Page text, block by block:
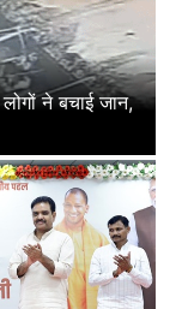
ने बचाई जान,